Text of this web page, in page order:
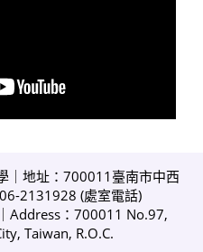
｜地址：700011臺南市中西
2131928 (處室電話)
｜Address：700011 No.97,
Taiwan, R.O.C.